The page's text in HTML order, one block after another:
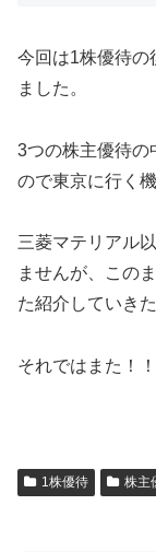
今回は1株優待の
ました。
3つの株主優待の
ので東京に行く
三菱マテリアル
ませんが、この
た紹介していき
それではまた！！
1株優待 株主